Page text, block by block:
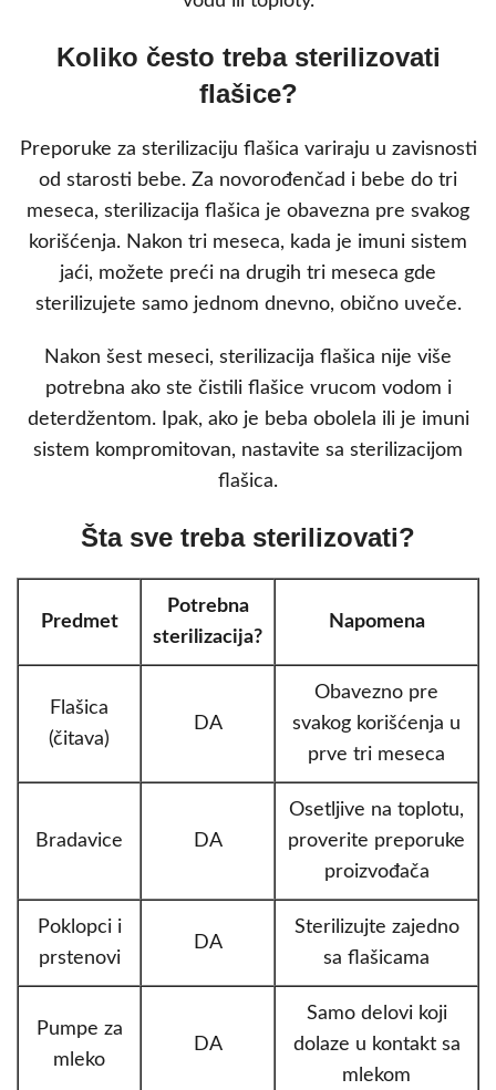
Koliko često treba sterilizovati
flašice?
Preporuke za sterilizaciju flašica variraju u zavisnosti
od starosti bebe. Za novorođenčad i bebe do tri
meseca, sterilizacija flašica je obavezna pre svakog
korišćenja. Nakon tri meseca, kada je imuni sistem
jaći, možete preći na drugih tri meseca gde
sterilizujete samo jednom dnevno, obično uveče.
Nakon šest meseci, sterilizacija flašica nije više
potrebna ako ste čistili flašice vrucom vodom i
deterdžentom. Ipak, ako je beba obolela ili je imuni
sistem kompromitovan, nastavite sa sterilizacijom
flašica.
Šta sve treba sterilizovati?
Predmet
Potrebna
sterilizacija?
Napomena
Flašica
(čitava)
DA
Obavezno pre
svakog korišćenja u
prve tri meseca
Bradavice DA
Osetljive na toplotu,
proverite preporuke
proizvođača
Poklopci i
prstenovi
DA
Sterilizujte zajedno
sa flašicama
Pumpe za
mleko
DA
Samo delovi koji
dolaze u kontakt sa
mlekom